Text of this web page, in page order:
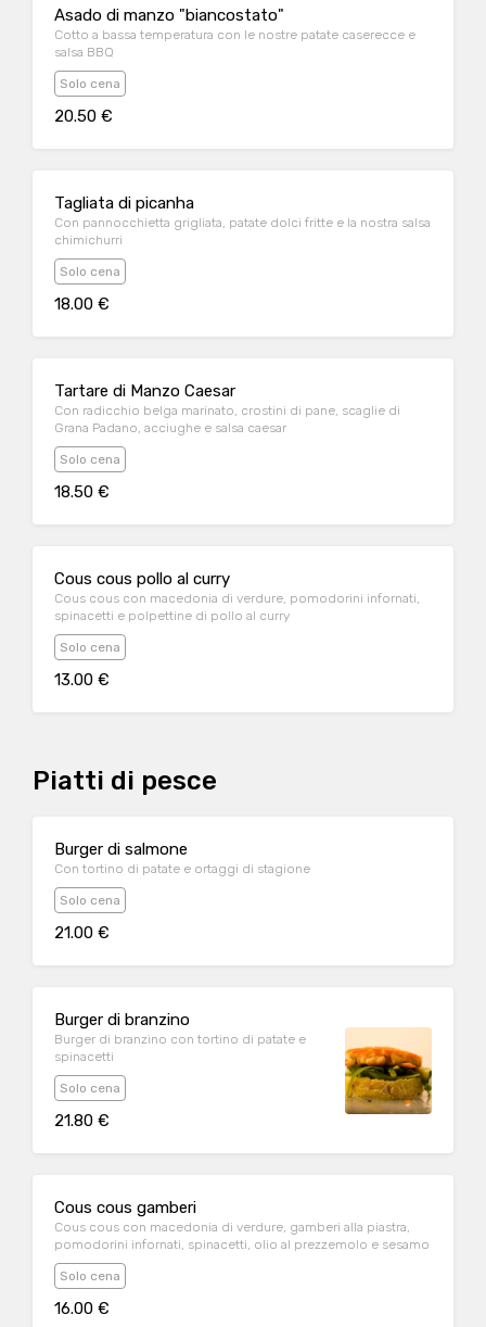
Asado di manzo "biancostato"
Cotto a bassa temperatura con le nostre patate caserecce e
salsa BBQ
Solo cena
20.50 €
Tagliata di picanha
Con pannocchietta grigliata, patate dolci fritte e la nostra salsa
chimichurri
Solo cena
18.00 €
Tartare di Manzo Caesar
Con radicchio belga marinato, crostini di pane, scaglie di
Grana Padano, acciughe e salsa caesar
Solo cena
18.50 €
Cous cous pollo al curry
Cous cous con macedonia di verdure, pomodorini infornati,
spinacetti e polpettine di pollo al curry
Solo cena
13.00 €
Piatti di pesce
Burger di salmone
Con tortino di patate e ortaggi di stagione
Solo cena
21.00 €
Burger di branzino
Burger di branzino con tortino di patate e
spinacetti
Solo cena
21.80 €
Cous cous gamberi
Cous cous con macedonia di verdure, gamberi alla piastra,
pomodorini infornati, spinacetti, olio al prezzemolo e sesamo
Solo cena
16.00 €